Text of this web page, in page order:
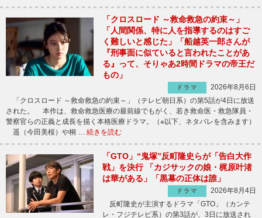
「クロスロード ～救命救急の約束～」
「人間関係、特に人を指導するのはすご
く難しいと感じた」「船越英一郎さんが
『刑事面に似ていると言われたことがあ
る』って、そりゃあ2時間ドラマの帝王だ
もの」
ドラマ
2026年8月6日
「クロスロード ～救命救急の約束～」（テレビ朝日系）の第5話が4日に放送
された。 本作は、救命救急医療の最前線でもがく、若き救命医・救急隊員・
警察官らの正義と成長を描く本格医療ドラマ。（※以下、ネタバレを含みます）
遥（今田美桜）や桐 … 続きを読む
「GTO」“鬼塚”反町隆史らが「告白大作
戦」を決行 「カジサックの娘・梶原叶渚
は華がある」「黒幕の正体は誰」
ドラマ
2026年8月4日
反町隆史が主演するドラマ「GTO」（カンテ
レ・フジテレビ系）の第3話が、3日に放送され